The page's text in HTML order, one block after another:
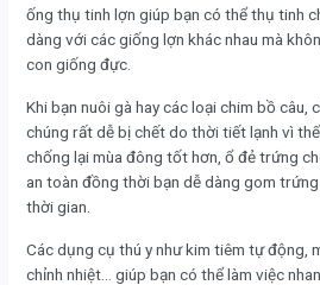
ống thụ tinh lợn giúp bạn có thể thụ tinh
dàng với các giống lợn khác nhau mà
con giống đực.
Khi bạn nuôi gà hay các loại chim bồ câu,
chúng rất dễ bị chết do thời tiết lạnh vì
chống lại mùa đông tốt hơn, ổ đẻ trứng
an toàn đồng thời bạn dễ dàng gom
thời gian.
Các dụng cụ thú y như kim tiêm tự động,
chỉnh nhiệt… giúp bạn có thể làm việc